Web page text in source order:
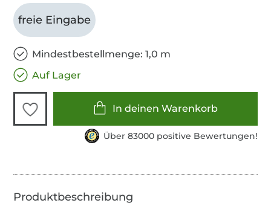
freie Eingabe
Mindestbestellmenge: 1,0 m
Auf Lager
In deinen Warenkorb
Über 83000 positive Bewertungen!